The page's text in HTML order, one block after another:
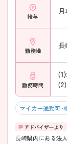
給与
勤務地
勤務時間
マイカー通勤可・
長崎県内にある法